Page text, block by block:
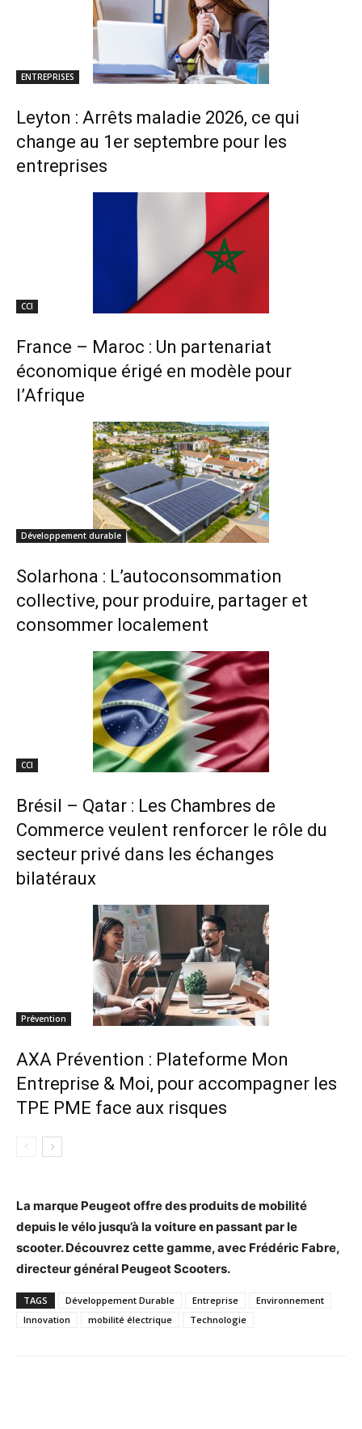
ENTREPRISES
Leyton : Arrêts maladie 2026, ce qui
change au 1er septembre pour les
entreprises
CCI
France – Maroc : Un partenariat
économique érigé en modèle pour
l’Afrique
Développement durable
Solarhona : L’autoconsommation
collective, pour produire, partager et
consommer localement
CCI
Brésil – Qatar : Les Chambres de
Commerce veulent renforcer le rôle du
secteur privé dans les échanges
bilatéraux
Prévention
AXA Prévention : Plateforme Mon
Entreprise & Moi, pour accompagner les
TPE PME face aux risques
La marque Peugeot offre des produits de mobilité
depuis le vélo jusqu’à la voiture en passant par le
scooter. Découvrez cette gamme, avec Frédéric Fabre,
directeur général Peugeot Scooters.
TAGS Développement Durable Entreprise
Environnement
Innovation
mobilité électrique Technologie